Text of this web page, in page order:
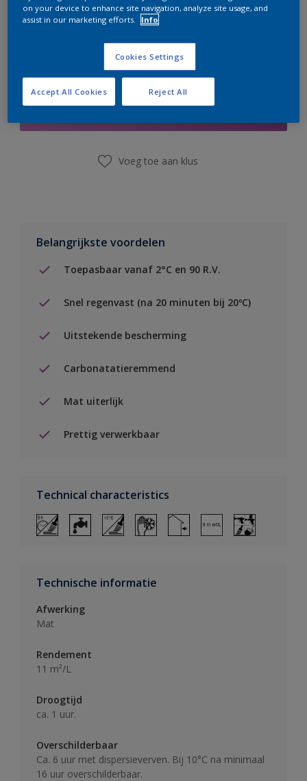
Boodschappenlijst
Voeg toe aan klus
Belangrijkste voordelen
Toepasbaar vanaf 2°C en 90 R.V.
Snel regenvast (na 20 minuten bij 20ºC)
Uitstekende bescherming
Carbonatatieremmend
Mat uiterlijk
Prettig verwerkbaar
Technical characteristics
Technische informatie
Afwerking
Mat
Rendement
11 m²/L
Droogtijd
ca. 1 uur.
Overschilderbaar
Ca. 6 uur met dispersieverven. Bij 10°C na minimaal
16 uur overschilderbaar.
on your device to enhance site navigation, analyze site usage, and
assist in our marketing efforts.
Info
Cookies Settings
Reject All
Accept All Cookies